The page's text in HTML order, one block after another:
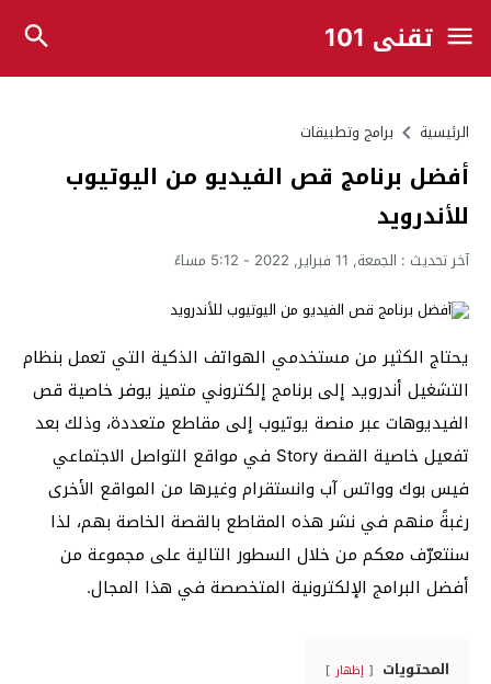
تقني 101
الرئيسية برامج وتطبيقات
أفضل برنامج قص الفيديو من اليوتيوب
للأندرويد
آخر تحديث : الجمعة, 11 فبراير, 2022 - 5:12 مساءً
يحتاج الكثير من مستخدمي الهواتف الذكية التي تعمل بنظام
التشغيل أندرويد إلى برنامج إلكتروني متميز يوفر خاصية قص
الفيديوهات عبر منصة يوتيوب إلى مقاطع متعددة، وذلك بعد
تفعيل خاصية القصة Story في مواقع التواصل الاجتماعي
فيس بوك وواتس آب وانستقرام وغيرها من المواقع الأخرى
رغبةً منهم في نشر هذه المقاطع بالقصة الخاصة بهم، لذا
سنتعرّف معكم من خلال السطور التالية على مجموعة من
أفضل البرامج الإلكترونية المتخصصة في هذا المجال.
المحتويات إظهار